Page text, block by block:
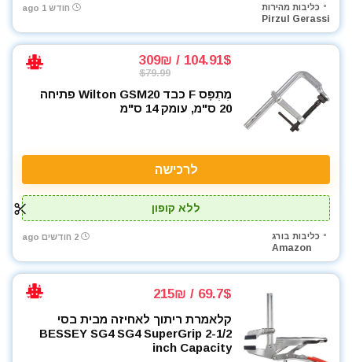
כליבות מהירות
Pirzul Gerassi
חודש 1 ago
104.91$ / 309₪
$79.99
מֶתְפָּס F כבד Wilton GSM20 פתיחה
20 ס"מ, עומק 14 ס"מ
לרכישה
ללא קופון
כליבות בורג
Amazon
2 חודשים ago
69.7$ / 215₪
קלאמרת ריתוך לאחיזה מבית בסי
BESSEY SG4 SG4 SuperGrip 2-1/2
inch Capacity